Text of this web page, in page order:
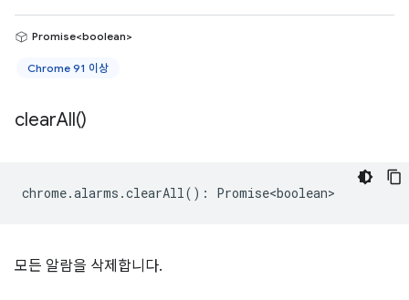
Promise<boolean>
Chrome 91 이상
clearAll()
chrome.alarms .clearAll() : Promise<boolean>
모든 알람을 삭제합니다.